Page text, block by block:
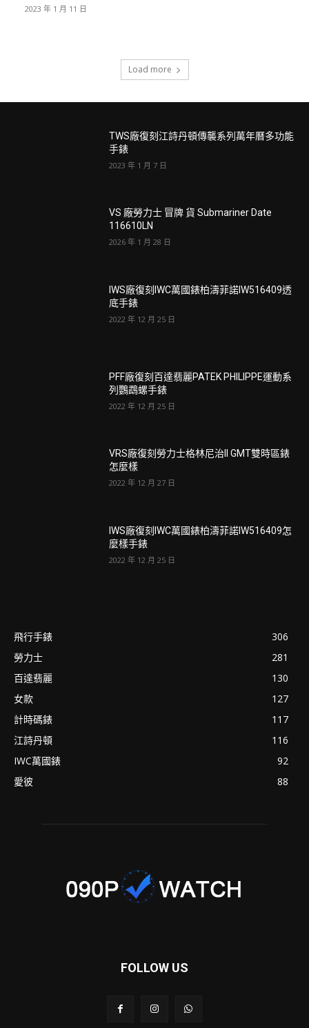
2023 年 1 月 11 日
Load more
TWS廠復刻江詩丹頓傳襲系列萬年曆多功能
手錶
2023 年 1 月 7 日
VS 廠勞力士 冒牌 貨 Submariner Date
116610LN
2026 年 1 月 28 日
IWS廠復刻IWC萬國錶柏濤菲諾IW516409透
底手錶
2022 年 12 月 25 日
PFF廠復刻百達翡麗PATEK PHILIPPE運動系
列鸚鵡螺手錶
2022 年 12 月 25 日
VRS廠復刻勞力士格林尼治ll GMT雙時區錶
怎麼樣
2022 年 12 月 27 日
IWS廠復刻IWC萬國錶柏濤菲諾IW516409怎
麼樣手錶
2022 年 12 月 25 日
飛行手錶
306
勞力士
281
百達翡麗
130
女款
127
計時碼錶
117
江詩丹頓
116
IWC萬國錶
92
愛彼
88
FOLLOW US